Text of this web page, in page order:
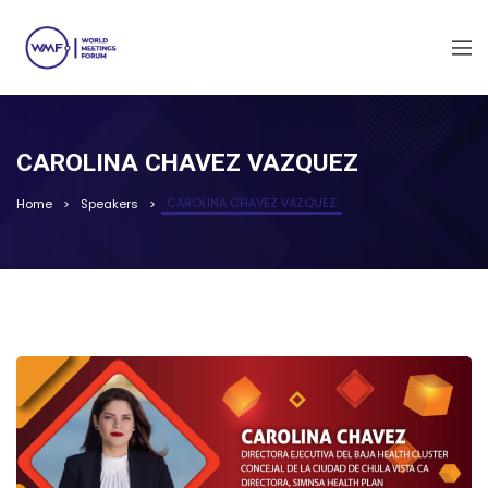
CAROLINA CHAVEZ VAZQUEZ
Home Speakers CAROLINA CHAVEZ VAZQUEZ